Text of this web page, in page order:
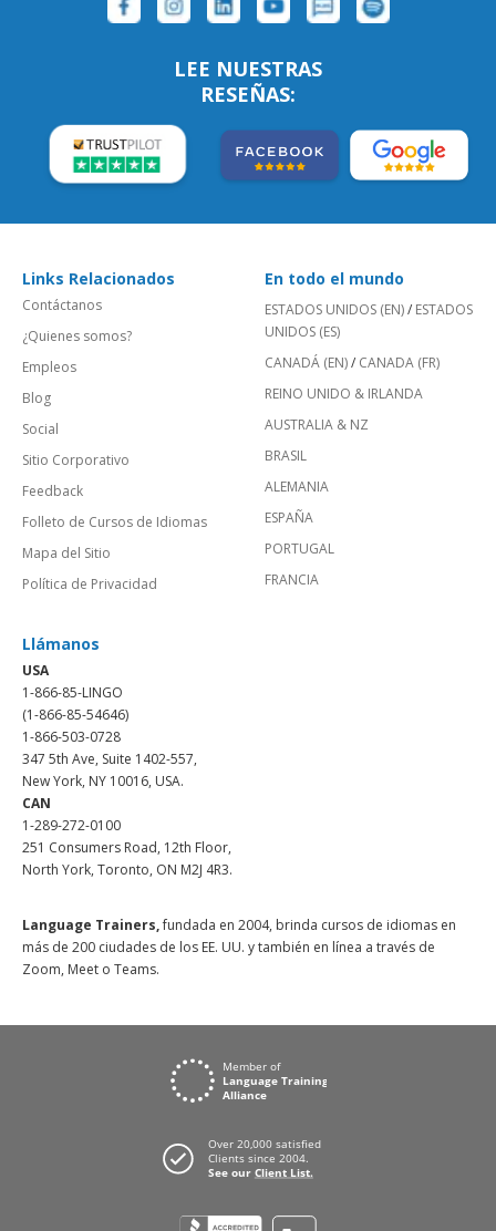
LEE NUESTRAS
RESEÑAS:
Links Relacionados
Contáctanos
¿Quienes somos?
Empleos
Blog
Social
Sitio Corporativo
Feedback
Folleto de Cursos de Idiomas
Mapa del Sitio
Política de Privacidad
En todo el mundo
ESTADOS UNIDOS (EN)/ ESTADOS
UNIDOS (ES)
CANADÁ (EN)/ CANADA (FR)
REINO UNIDO & IRLANDA
AUSTRALIA & NZ
BRASIL
ALEMANIA
ESPAÑA
PORTUGAL
FRANCIA
Llámanos
USA
1-866-85-LINGO
(1-866-85-54646)
1-866-503-0728
347 5th Ave, Suite 1402-557,
New York, NY 10016, USA.
CAN
1-289-272-0100
251 Consumers Road, 12th Floor,
North York, Toronto, ON M2J 4R3.
Language Trainers,fundada en 2004, brinda cursos de idiomas en
más de 200 ciudades de los EE. UU. y también en línea a través de
Zoom, Meet o Teams.